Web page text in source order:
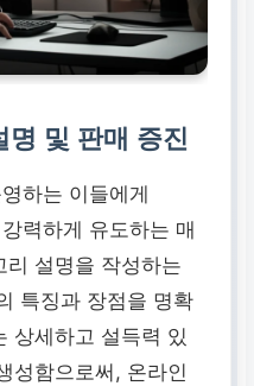
명 및 판매 증진
하는 이들에게
력하게 유도하는 매
리 설명을 작성하는
특징과 장점을 명확
상세하고 설득력 있
성함으로써, 온라인